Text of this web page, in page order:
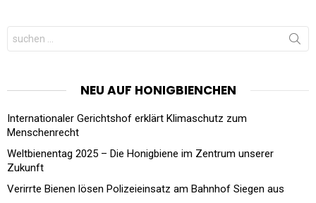
Search
for:
NEU AUF HONIGBIENCHEN
Internationaler Gerichtshof erklärt Klimaschutz zum
Menschenrecht
Weltbienentag 2025 – Die Honigbiene im Zentrum unserer
Zukunft
Verirrte Bienen lösen Polizeieinsatz am Bahnhof Siegen aus